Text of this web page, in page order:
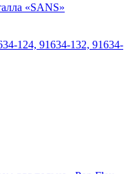
«SANS»
124, 91634-132, 91634-